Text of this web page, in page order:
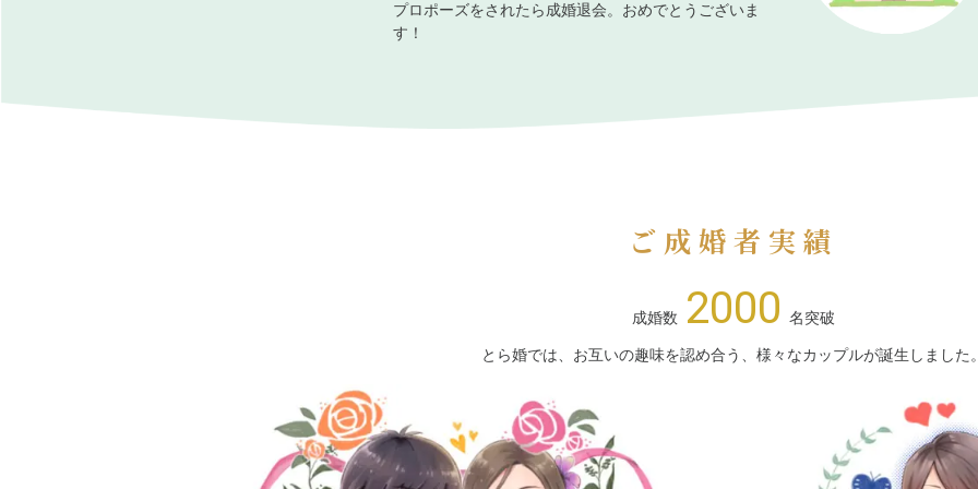
プロポーズをされたら成婚退会。おめでとうございま
す！
ご成婚者実績
成婚数 2000 名突破
とら婚では、お互いの趣味を認め合う、様々なカップルが誕生しました